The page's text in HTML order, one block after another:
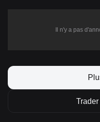
Il n'y a pas